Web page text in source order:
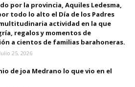
por la provincia, Aquiles Ledesma,
todo lo alto el Día de los Padres
actividad en la que
regalos y momentos de
a cientos de familias barahoneras.
25, 2026
de joa Medrano lo que vio en el